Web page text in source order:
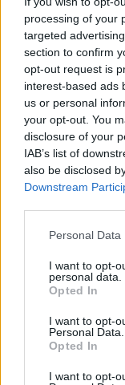
processing of your
targeted
section to confirm
opt-out request is
interest-based ads
us or personal
your opt-out. You
disclosure of your
IAB’s list of
also be disclosed
Downstream
Personal
I want to opt-
personal data.
Opted In
I want to opt-
Personal Data.
Opted In
I want to opt-
Dull, una fibra
che garantisce
applicato il
sotto, la scritta
colletto di
anteriore, una
Sul retro è
fondazione,
ricorda i 9
Grifone.
Tre i kit
campionato del
tessuto,
setosa e